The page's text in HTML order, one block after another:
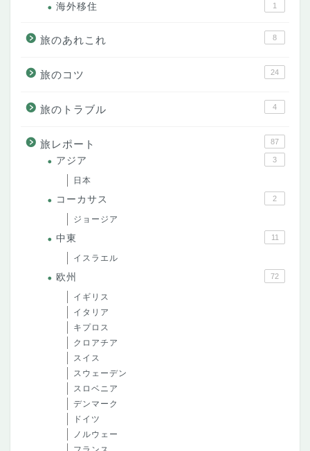
海外移住 1
旅のあれこれ 8
旅のコツ 24
旅のトラブル 4
旅レポート 87
アジア 3
日本
コーカサス 2
ジョージア
中東 11
イスラエル
欧州 72
イギリス
イタリア
キプロス
クロアチア
スイス
スウェーデン
スロベニア
デンマーク
ドイツ
ノルウェー